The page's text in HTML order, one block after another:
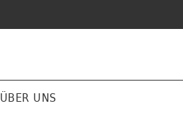
ÜBER UNS